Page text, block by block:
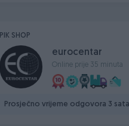
PIK SHOP
eurocentar
Online prije 35 minuta
Prosječno vrijeme odgovora 3 sata